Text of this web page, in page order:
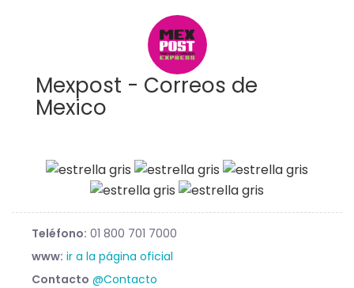
Mexpost - Correos de
Mexico
Teléfono: 01 800 701 7000
www: ir a la página oficial
Contacto @Contacto